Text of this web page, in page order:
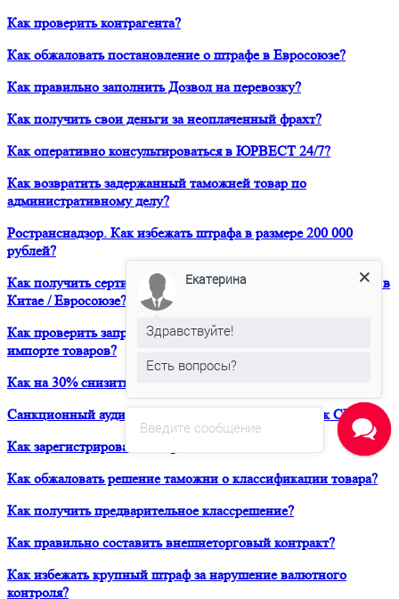
Как проверить контрагента?
Как обжаловать постановление о штрафе в Евросоюзе?
Как правильно заполнить Дозвол на перевозку?
Как получить свои деньги за неоплаченный фрахт?
Как оперативно консультироваться в ЮРВЕСТ 24/7?
Как возвратить задержанный таможней товар по
административному делу?
Ространснадзор. Как избежать штрафа в размере 200 000
рублей?
Как получить сертификат о форс-мажорных обстоятельствах в
Китае / Евросоюзе?
Как проверить запреты и ограничения при транзите и
импорте товаров?
Как на 30% снизить расходы своей компании на ВЭД?
Санкционный аудит. Как вывести продукт на рынок США?
Как зарегистрировать товарный знак в ТРОИС?
Как обжаловать решение таможни о классификации товара?
Как получить предварительное классрешение?
Как правильно составить внешнеторговый контракт?
Как избежать крупный штраф за нарушение валютного
контроля?
Введите сообщение
Екатерина
Здравствуйте!
Есть вопросы?